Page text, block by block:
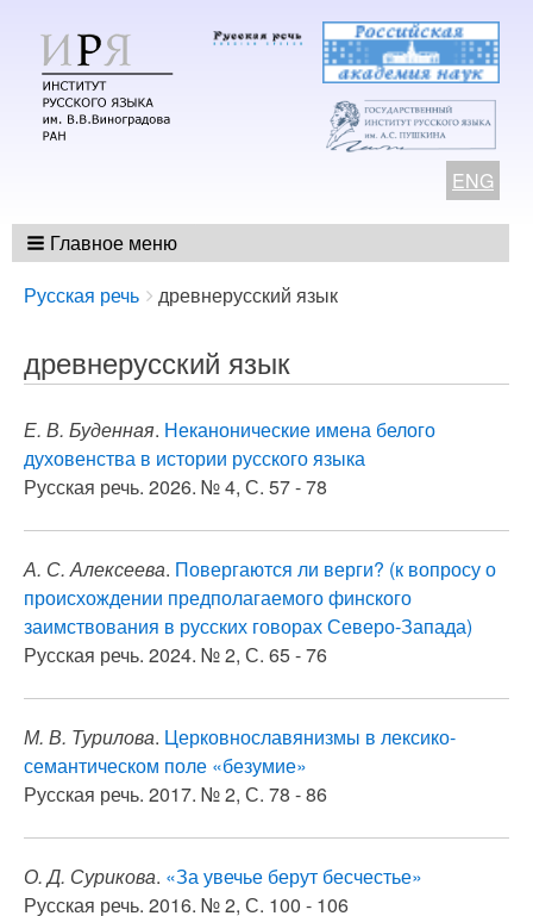
ENG
Главное меню
Breadcrumbs
You
here:
Русская речь древнерусский язык
древнерусский язык
Е. В. Буденная. Неканонические имена белого
духовенства в истории русского языка
Русская речь. 2026. № 4, С. 57 - 78
А. С. Алексеева. Повергаются ли верги? (к вопросу о
происхождении предполагаемого финского
заимствования в русских говорах Северо-Запада)
Русская речь. 2024. № 2, С. 65 - 76
М. В. Турилова. Церковнославянизмы в лексико-
семантическом поле «безумие»
Русская речь. 2017. № 2, С. 78 - 86
О. Д. Сурикова. «За увечье берут бесчестье»
Русская речь. 2016. № 2, С. 100 - 106